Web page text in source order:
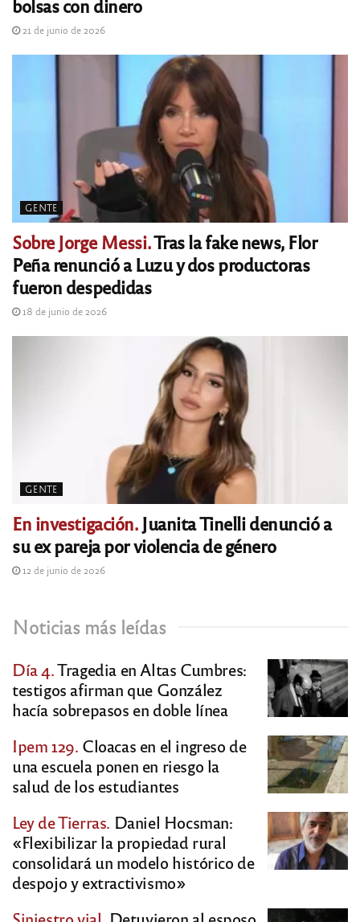
bolsas con dinero
21 de junio de 2026
GENTE
Sobre Jorge Messi.Tras la fake news, Flor
Peña renunció a Luzu y dos productoras
fueron despedidas
18 de junio de 2026
GENTE
En investigación.Juanita Tinelli denunció a
su ex pareja por violencia de género
12 de junio de 2026
Noticias más leídas
Día 4.Tragedia en Altas Cumbres:
testigos afirman que González
hacía sobrepasos en doble línea
Ipem 129. Cloacas en el ingreso de
una escuela ponen en riesgo la
salud de los estudiantes
Ley de Tierras. Daniel Hocsman:
«Flexibilizar la propiedad rural
consolidará un modelo histórico de
despojo y extractivismo»